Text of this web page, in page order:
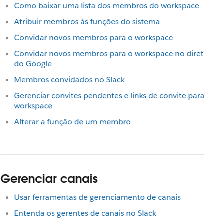
Como baixar uma lista dos membros do workspace
Atribuir membros às funções do sistema
Convidar novos membros para o workspace
Convidar novos membros para o workspace no
do Google
Membros convidados no Slack
Gerenciar convites pendentes e links de convite
workspace
Alterar a função de um membro
Gerenciar canais
Usar ferramentas de gerenciamento de canais
Entenda os gerentes de canais no Slack